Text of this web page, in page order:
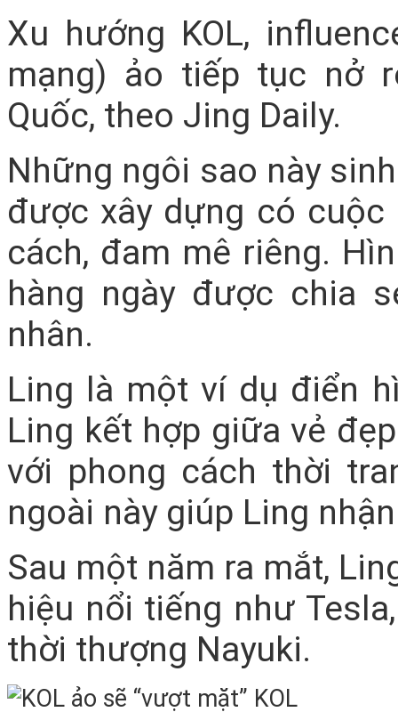
Xu hướng KOL,
mạng) ảo tiếp tục nở
Quốc, theo Jing Daily.
Những ngôi sao này
được xây dựng có
cách, đam mê riêng.
hàng ngày được chia
nhân.
Ling là một ví dụ điển
Ling kết hợp giữa vẻ
với phong cách thời
ngoài này giúp Ling
Sau một năm ra mắt,
hiệu nổi tiếng như
thời thượng Nayuki.